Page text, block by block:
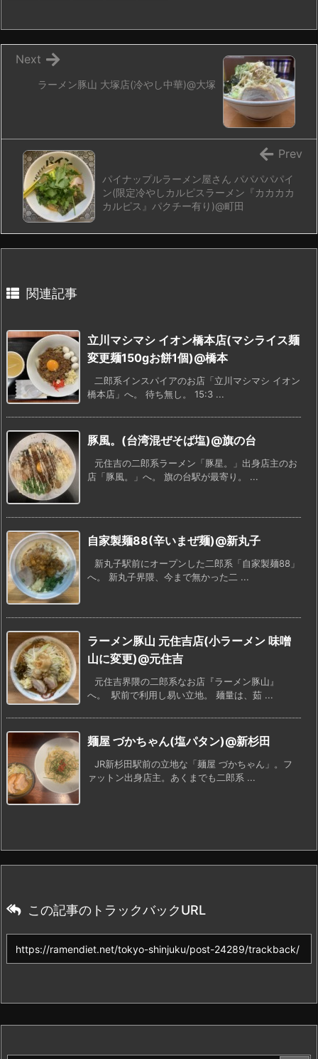
ラーメン豚山 大塚店(冷やし中華)@大塚
Next
パイナップルラーメン屋さん パパパパパイ
ン(限定冷やしカルピスラーメン『カカカカ
カルピス』パクチー有り)@町田
Prev
関連記事
立川マシマシ イオン橋本店(マシライス麺
変更麺150gお餅1個)@橋本
二郎系インスパイアのお店「立川マシマシ イオン
橋本店」へ。 待ち無し。 15:3 ...
豚風。(台湾混ぜそば塩)@旗の台
元住吉の二郎系ラーメン「豚星。」出身店主のお
店「豚風。」へ。 旗の台駅が最寄り。 ...
自家製麺88(辛いまぜ麺)@新丸子
新丸子駅前にオープンした二郎系「自家製麺88」
へ。 新丸子界隈、今まで無かった二 ...
ラーメン豚山 元住吉店(小ラーメン 味噌
山に変更)@元住吉
元住吉界隈の二郎系なお店『ラーメン豚山』
へ。 駅前で利用し易い立地。 麺量は、茹 ...
麺屋 づかちゃん(塩パタン)@新杉田
JR新杉田駅前の立地な「麺屋 づかちゃん」。フ
ァットン出身店主。あくまでも二郎系 ...
この記事のトラックバックURL